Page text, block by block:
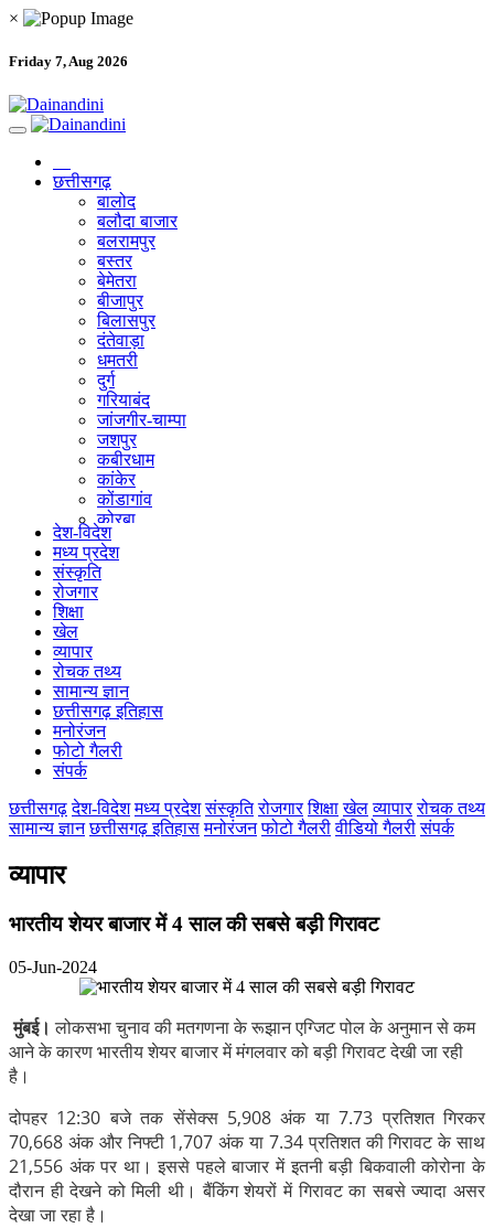
×
Friday 7, Aug 2026
छत्तीसगढ़
बालोद
बलौदा बाजार
बलरामपुर
बस्तर
बेमेतरा
बीजापुर
बिलासपुर
दंतेवाड़ा
धमतरी
दुर्ग
गरियाबंद
जांजगीर-चाम्पा
जशपुर
कबीरधाम
कांकेर
कोंडागांव
कोरबा
कोरिया
महासमुंद
मुंगेली
नारायणपुर
सुकमा
सूरजपुर
सरगुजा
गौरेला पेंड्रा मरवाही
खैरागढ़-छुईखदान-गंडई
सारंगढ़-बिलाईगढ़
मनेन्द्रगढ़ – चिरिमिरी – भरतपुर
सक्ति
देश-विदेश
मध्य प्रदेश
संस्कृति
रोजगार
शिक्षा
खेल
व्यापार
रोचक तथ्य
सामान्य ज्ञान
छत्तीसगढ़ इतिहास
मनोरंजन
फोटो गैलरी
संपर्क
छत्तीसगढ़ देश-विदेश मध्य प्रदेश संस्कृति रोजगार शिक्षा खेल व्यापार रोचक तथ्य
सामान्य ज्ञान छत्तीसगढ़ इतिहास मनोरंजन फोटो गैलरी वीडियो गैलरी संपर्क
व्यापार
भारतीय शेयर बाजार में 4 साल की सबसे बड़ी गिरावट
05-Jun-2024
मुंबई। लोकसभा चुनाव की मतगणना के रूझान एग्जिट पोल के अनुमान से कम
आने के कारण भारतीय शेयर बाजार में मंगलवार को बड़ी गिरावट देखी जा रही
है।
दोपहर 12:30 बजे तक सेंसेक्स 5,908 अंक या 7.73 प्रतिशत गिरकर
70,668 अंक और निफ्टी 1,707 अंक या 7.34 प्रतिशत की गिरावट के साथ
21,556 अंक पर था। इससे पहले बाजार में इतनी बड़ी बिकवाली कोरोना के
दौरान ही देखने को मिली थी। बैंकिंग शेयरों में गिरावट का सबसे ज्यादा असर
देखा जा रहा है।